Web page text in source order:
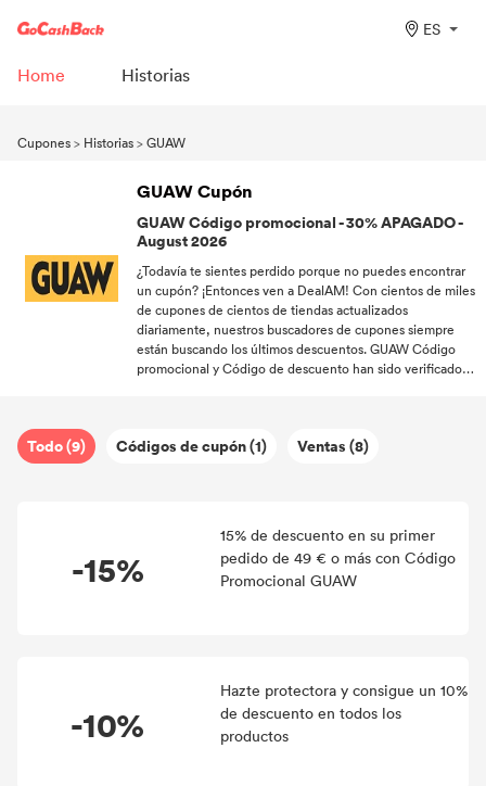
ES
Home Historias
Cupones> Historias>GUAW
GUAW Cupón
GUAW Código promocional - 30% APAGADO -
August 2026
¿Todavía te sientes perdido porque no puedes encontrar
un cupón? ¡Entonces ven a DealAM! Con cientos de miles
de cupones de cientos de tiendas actualizados
diariamente, nuestros buscadores de cupones siempre
están buscando los últimos descuentos. GUAW Código
promocional y Código de descuento han sido verificados,
Todo (9) Códigos de cupón (1) Ventas (8)
-15%
15% de descuento en su primer
pedido de 49 € o más con Código
Promocional GUAW
-10%
Hazte protectora y consigue un 10%
de descuento en todos los
productos